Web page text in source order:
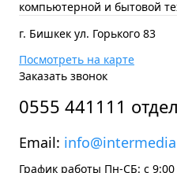
компьютерной и бытовой
г. Бишкек ул. Горького 83
Посмотреть на карте
Заказать звонок
0555 441111
Email:
График работы Пн-СБ: с